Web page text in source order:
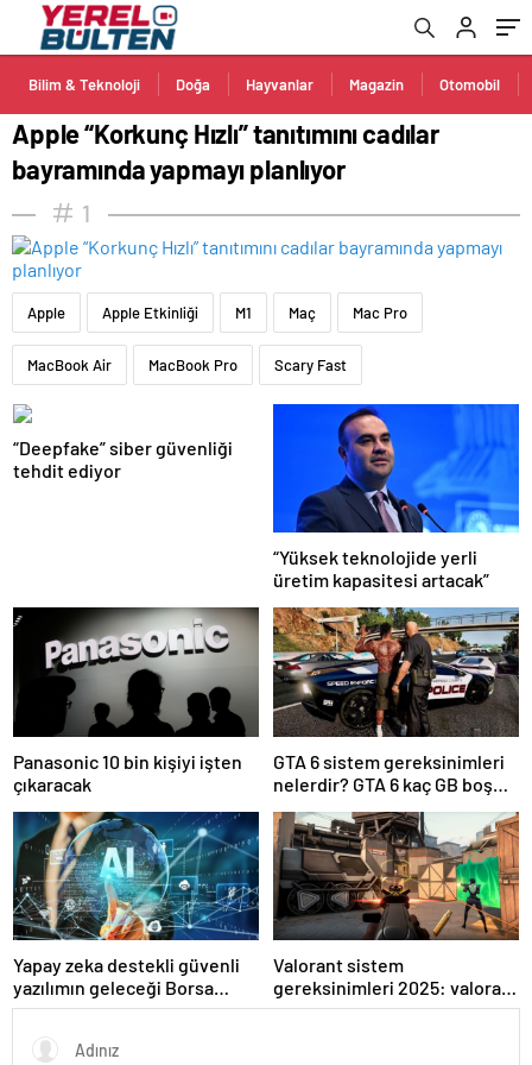
Bilim & Teknoloji Doğa Hayvanlar Magazin Otomobil
Apple “Korkunç Hızlı” tanıtımını cadılar
bayramında yapmayı planlıyor
1
Apple Apple Etkinliği M1 Maç Mac Pro
MacBook Air MacBook Pro Scary Fast
“Deepfake” siber güvenliği
tehdit ediyor
“Yüksek teknolojide yerli
üretim kapasitesi artacak”
Panasonic 10 bin kişiyi işten
çıkaracak
GTA 6 sistem gereksinimleri
nelerdir? GTA 6 kaç GB boş
Yapay zeka destekli güvenli
yazılımın geleceği Borsa
İstanbul’da tartışılacak
Valorant sistem
gereksinimleri 2025: valorant
kaç gb yer kaplar?